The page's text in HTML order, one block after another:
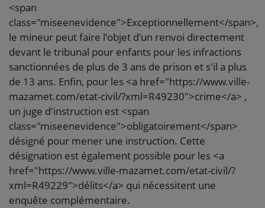
<span
class="miseenevidence">Exceptionnellement</span>,
le mineur peut faire l'objet d'un renvoi directement
devant le tribunal pour enfants pour les infractions
sanctionnées de plus de 3 ans de prison et s'il a plus
de 13 ans. Enfin, pour les <a href="https://www.ville-
mazamet.com/etat-civil/?xml=R49230">crime</a> ,
un juge d'instruction est <span
class="miseenevidence">obligatoirement</span>
désigné pour mener une instruction. Cette
désignation est également possible pour les <a
href="https://www.ville-mazamet.com/etat-civil/?
xml=R49229">délits</a> qui nécessitent une
enquête complémentaire.